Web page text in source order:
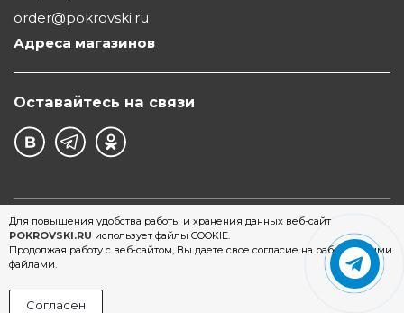
Для повышения удобства работы и хранения данных веб-сайт
POKROVSKI.RU использует файлы COOKIE.
Продолжая работу с веб-сайтом, Вы даете свое согласие на работу с этими
файлами.
Согласен
order@pokrovski.ru
Адреса магазинов
Оставайтесь на связи
©1997 - 2026 Обувной Дом "Покровский" - сеть
магазинов обуви в Екатеринбурге